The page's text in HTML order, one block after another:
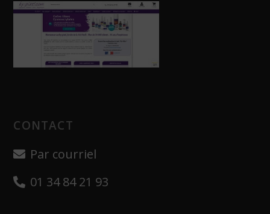
CONTACT
Par courriel
01 34 84 21 93